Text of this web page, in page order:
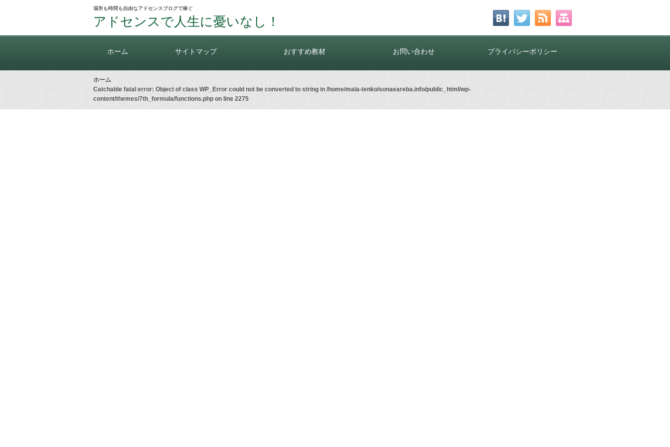
場所も時間も自由なアドセンスブログで稼ぐ
アドセンスで人生に憂いなし！
ホーム サイトマップ おすすめ教材 お問い合わせ プライバシーポリシー
ホーム
Catchable fatal error: Object of class WP_Error could not be converted to string in /home/mala-tenko/sonaeareba.info/public_html/wp-
content/themes/7th_formula/functions.php on line 2275